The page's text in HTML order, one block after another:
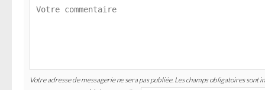
Votre adresse de messagerie ne sera pas publiée. Les champs obligatoires sont